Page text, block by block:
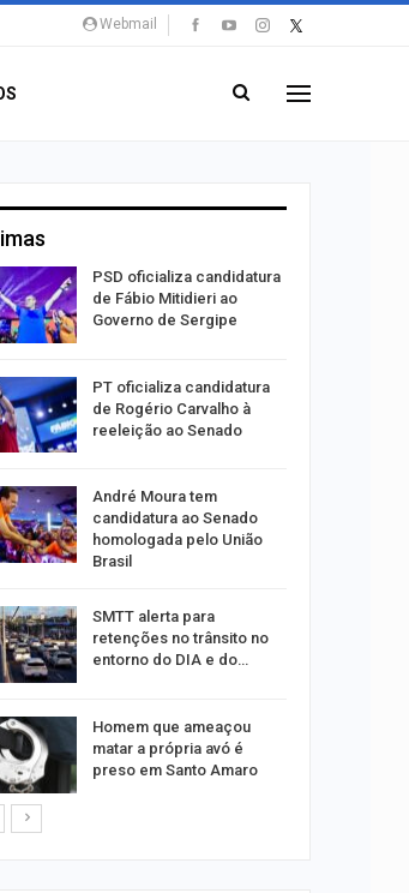
Webmail
PSD oficializa candidatura
de Fábio Mitidieri ao
Governo de Sergipe
PT oficializa candidatura
de Rogério Carvalho à
reeleição ao Senado
André Moura tem
candidatura ao Senado
homologada pelo União
Brasil
SMTT alerta para
retenções no trânsito no
entorno do DIA e do…
Homem que ameaçou
matar a própria avó é
preso em Santo Amaro